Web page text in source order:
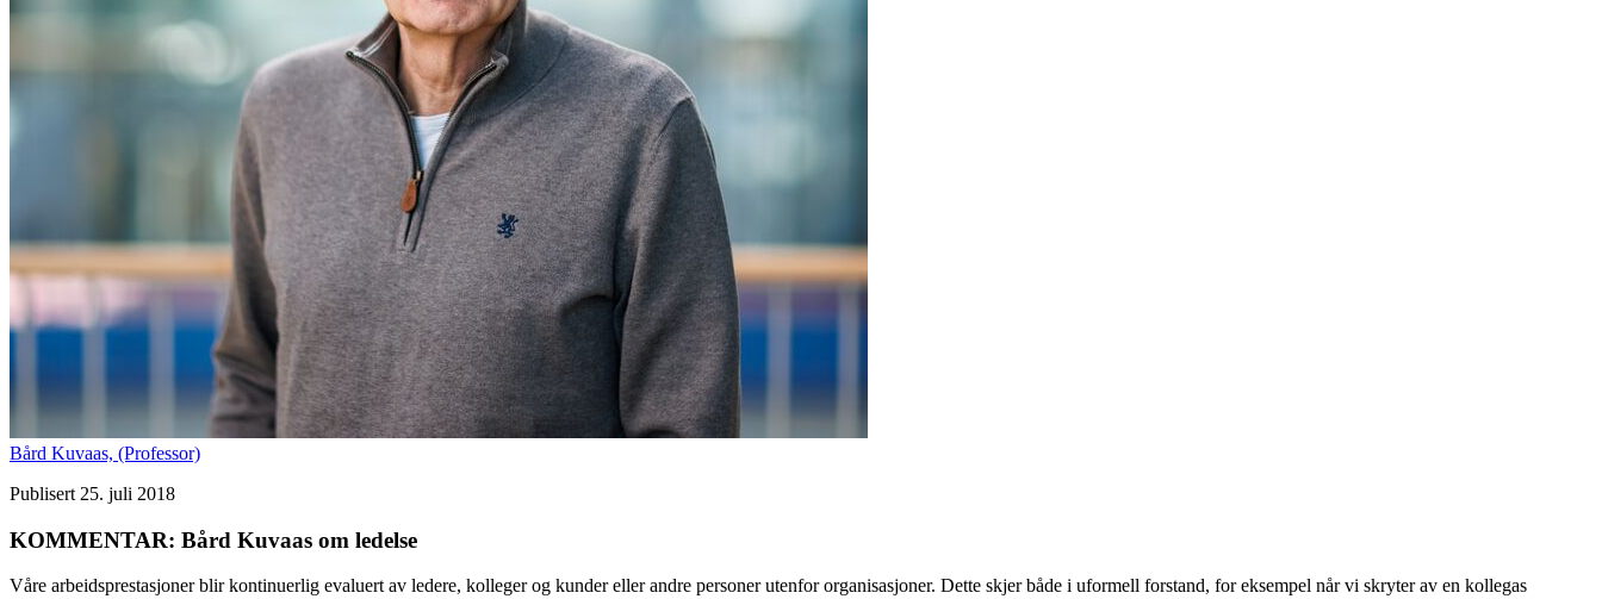
Bård Kuvaas, (Professor)
Publisert 25. juli 2018
KOMMENTAR: Bård Kuvaas om ledelse
Våre arbeidsprestasjoner blir kontinuerlig evaluert av ledere, kolleger og kunder eller andre personer utenfor organisasjoner. Dette skjer både i uformell forstand, for eksempel når vi skryter av en kollegas